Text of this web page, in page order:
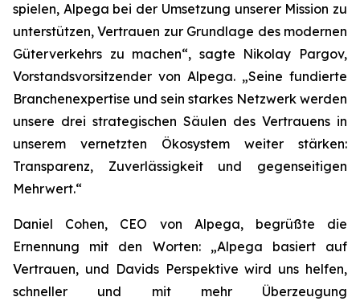
spielen, Alpega bei der Umsetzung unserer Mission zu
unterstützen, Vertrauen zur Grundlage des modernen
Güterverkehrs zu machen“, sagte Nikolay Pargov,
Vorstandsvorsitzender von Alpega. „Seine fundierte
Branchenexpertise und sein starkes Netzwerk werden
unsere drei strategischen Säulen des Vertrauens in
unserem vernetzten Ökosystem weiter stärken:
Transparenz, Zuverlässigkeit und gegenseitigen
Mehrwert.“
Daniel Cohen, CEO von Alpega, begrüßte die
Ernennung mit den Worten: „Alpega basiert auf
Vertrauen, und Davids Perspektive wird uns helfen,
schneller und mit mehr Überzeugung